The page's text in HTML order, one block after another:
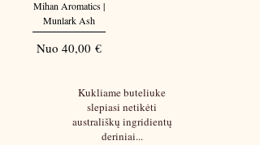
Mihan Aromatics |
Munlark Ash
Nuo 40,00 €
Pardavimo kaina
Kukliame buteliuke
slepiasi netikėti
australiškų ingridientų
deriniai...